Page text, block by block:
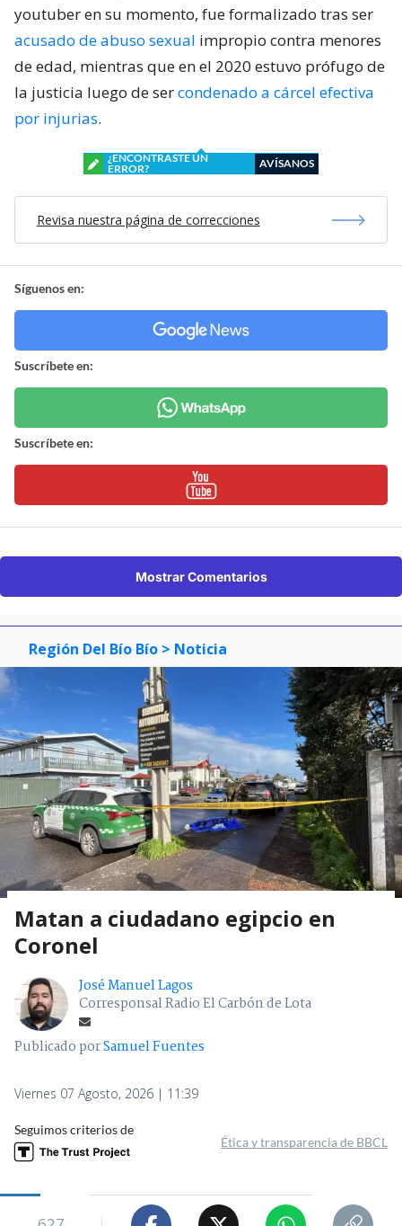
youtuber en su momento, fue formalizado tras ser
acusado de abuso sexual impropio contra menores
de edad, mientras que en el 2020 estuvo prófugo de
la justicia luego de sercondenado a cárcel efectiva
por injurias.
¿ENCONTRASTE UN
ERROR?
AVÍSANOS
Revisa nuestra página de correcciones
Síguenos en:
Suscríbete en:
Suscríbete en:
Mostrar Comentarios
Región Del Bío Bío > Noticia
Matan a ciudadano egipcio en
Coronel
José Manuel Lagos
Corresponsal Radio El Carbón de Lota
Publicado porSamuel Fuentes
Viernes 07 Agosto, 2026 | 11:39
Seguimos criterios de
Ética y transparencia de BBCL